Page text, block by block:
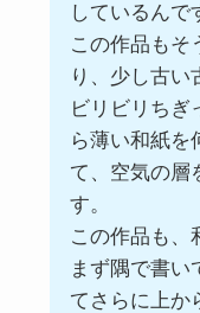
しているんで
この作品もそ
り、少し古い
ビリビリちぎ
ら薄い和紙を
て、空気の層
す。
この作品も、
まず隅で書い
てさらに上か